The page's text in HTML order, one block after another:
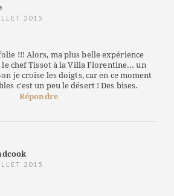
2015
!!! Alors, ma plus belle expérience
chef Tissot à la Villa Florentine... un
je croise les doigts, car en ce moment
c'est un peu le désert ! Des bises.
Répondre
2015